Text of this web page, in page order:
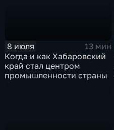
8 июля
13 мин
Когда и как Хабаровский
край стал центром
промышленности страны